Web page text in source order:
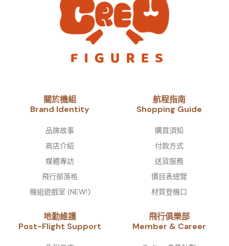
關於機組
Brand Identity​
品牌故事​
商店介紹
媒體專訪
飛行部落格
機組遊戲室 (NEW!)
航程指南
Shopping Guide
購買須知
付款方式
送貨服務
價目表總覽
材質登機口
地勤維護
Post-Flight Support
飛行俱樂部
Member & Career